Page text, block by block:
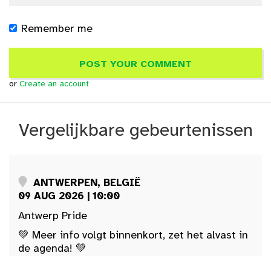
Remember me
or Create an account
Vergelijkbare gebeurtenissen
ANTWERPEN, BELGIË
09 AUG 2026 | 10:00
Antwerp Pride
💚 Meer info volgt binnenkort, zet het alvast in
de agenda! 💚